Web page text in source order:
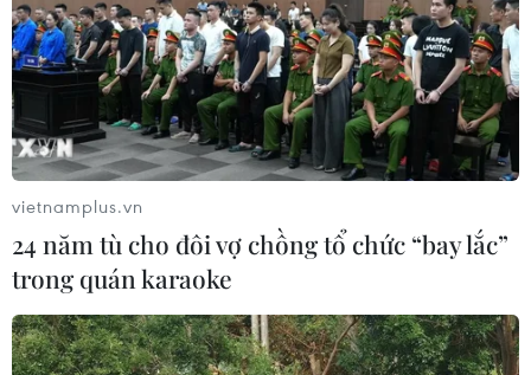
vietnamplus.vn
24 năm tù cho đôi vợ chồng tổ chức “bay lắc”
trong quán karaoke